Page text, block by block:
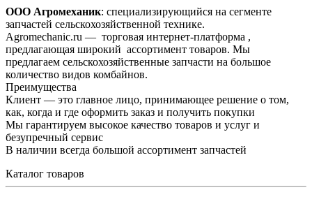
ООО Агромеханик: специализирующийся на сегменте
запчастей сельскохозяйственной технике.
Agromechanic.ru — торговая интернет-платформа ,
предлагающая широкий ассортимент товаров. Мы
предлагаем сельскохозяйственные запчасти на большое
количество видов комбайнов.
Преимущества
Клиент — это главное лицо, принимающее решение о том,
как, когда и где оформить заказ и получить покупки
Мы гарантируем высокое качество товаров и услуг и
безупречный сервис
В наличии всегда большой ассортимент запчастей
Каталог товаров